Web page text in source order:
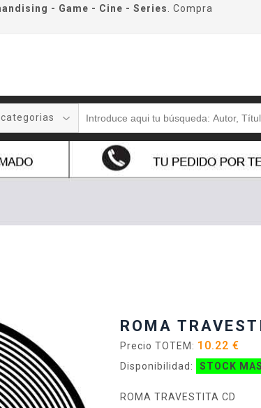
- Game - Cine - Series
. Compra
ROMA
Precio TOTEM: 10.22 €
Disponibilidad: STOCK
ROMA TRAVESTITA CD